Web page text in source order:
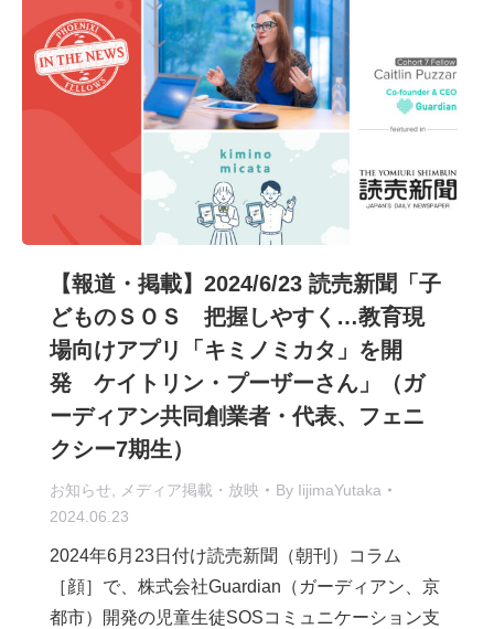
【報道・掲載】2024/6/23 読売新聞「子
どものＳＯＳ 把握しやすく…教育現
場向けアプリ「キミノミカタ」を開
発 ケイトリン・プーザーさん」（ガ
ーディアン共同創業者・代表、フェニ
クシー7期生）
お知らせ メディア掲載・放映 By IijimaYutaka
2024.06.23
2024年6月23日付け読売新聞（朝刊）コラム
［顔］で、株式会社Guardian（ガーディアン、京
都市）開発の児童生徒SOSコミュニケーション支